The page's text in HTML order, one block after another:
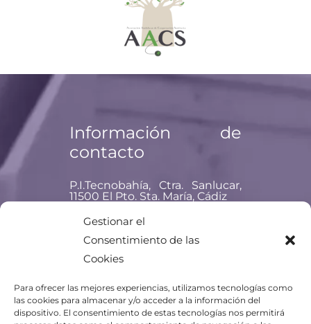
Gestionar el
Consentimiento de las
Cookies
Para ofrecer las mejores experiencias, utilizamos tecnologías como
las cookies para almacenar y/o acceder a la información del
dispositivo. El consentimiento de estas tecnologías nos permitirá
Información de
contacto
P.I.Tecnobahía, Ctra. Sanlucar,
11500 El Pto. Sta. María, Cádiz
Teléfono: +34 956 477 837
Email:titania@titania.aero